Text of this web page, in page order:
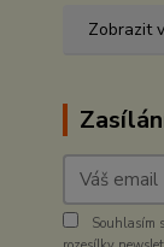
Zobrazit
Souhlasím